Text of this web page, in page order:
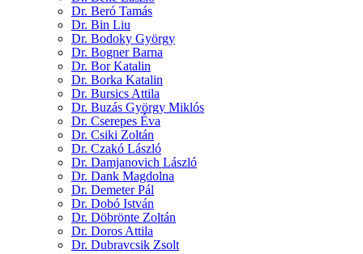
Dr. Beró Tamás
Dr. Bin Liu
Dr. Bodoky György
Dr. Bogner Barna
Dr. Bor Katalin
Dr. Borka Katalin
Dr. Bursics Attila
Dr. Buzás György Miklós
Dr. Cserepes Éva
Dr. Csiki Zoltán
Dr. Czakó László
Dr. Damjanovich László
Dr. Dank Magdolna
Dr. Demeter Pál
Dr. Dobó István
Dr. Döbrönte Zoltán
Dr. Doros Attila
Dr. Dubravcsik Zsolt